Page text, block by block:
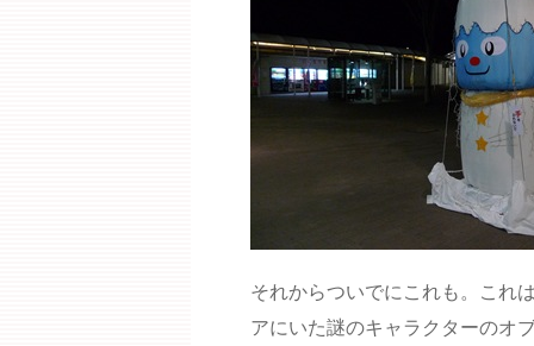
それからついでにこれも。これ
アにいた謎のキャラクターのオ